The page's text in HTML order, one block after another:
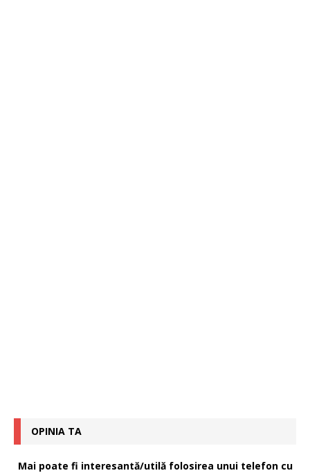
OPINIA TA
Mai poate fi interesantă/utilă folosirea unui telefon cu